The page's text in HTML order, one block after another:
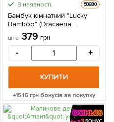
В наявності. 50680
Бамбук кімнатний "Lucky
Bamboo" (Dracaena
Sanderiana) 1 саджанець в
упаковці (кімнатний)
ціна 379 грн
- +
КУПИТИ
+15.16 грн бонусів за покупку